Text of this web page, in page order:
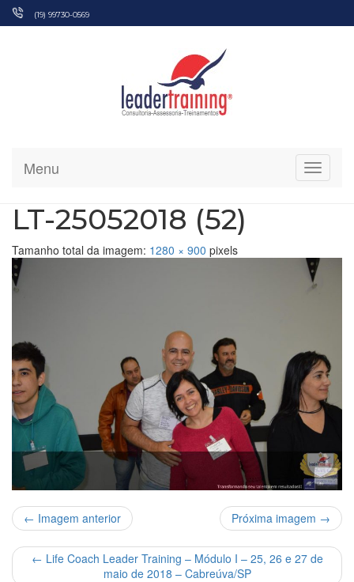
Pular
(19) 99730-0569
Menu
LT-25052018 (52)
Tamanho total da imagem: 1280 × 900 pixels
← Imagem anterior Próxima imagem →
← Life Coach Leader Training – Módulo I – 25, 26 e 27 de
maio de 2018 – Cabreúva/SP